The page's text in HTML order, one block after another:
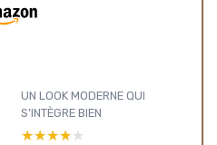
UN LOOK MODERNE QUI
S'INTÈGRE BIEN
★★★★★
★★★★★